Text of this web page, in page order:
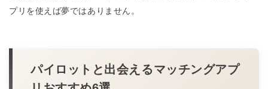
プリを使えば夢ではありません。
パイロットと出会えるマッチングアプ